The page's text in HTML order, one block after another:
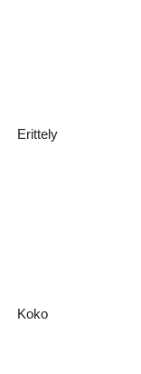
Erittely
Koko